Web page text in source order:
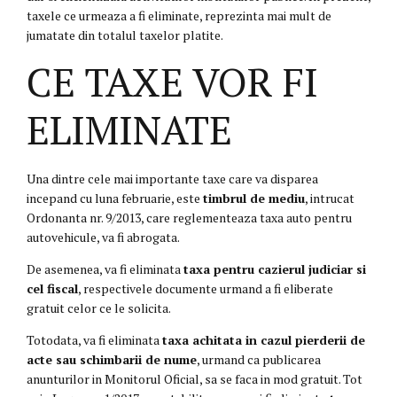
taxele ce urmeaza a fi eliminate, reprezinta mai mult de
jumatate din totalul taxelor platite.
CE TAXE VOR FI
ELIMINATE
Una dintre cele mai importante taxe care va disparea
incepand cu luna februarie, este timbrul de mediu, intrucat
Ordonanta nr. 9/2013, care reglementeaza taxa auto pentru
autovehicule, va fi abrogata.
De asemenea, va fi eliminatataxa pentru cazierul judiciar si
cel fiscal, respectivele documente urmand a fi eliberate
gratuit celor ce le solicita.
Totodata, va fi eliminatataxa achitata in cazul pierderii de
acte sau schimbarii de nume, urmand ca publicarea
anunturilor in Monitorul Oficial, sa se faca in mod gratuit. Tot